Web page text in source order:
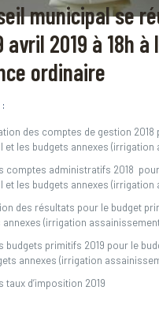
municipal se
avril 2019 à 18h à
ordinaire
des comptes de gestion 2018
et les budgets annexes (irrigation
comptes administratifs 2018
et les budgets annexes (irrigation
des résultats pour le budget
annexes (irrigation
budgets primitifs 2019 pour le
annexes (irrigation
taux d’imposition 2019